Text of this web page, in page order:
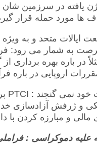
یافته در سرزمین شان
ها مورد حمله قرار
ایالات متحد و به
یک فرصت به شمار می
در باره بهره برداری از
اروپایی در باره
خود نمی گنجند : PTCI
و ژرفش آزادسازی
مالی و مبارزه کردن با
علیه دموکراسی :